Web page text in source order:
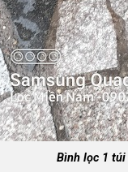
Bình lọc 1